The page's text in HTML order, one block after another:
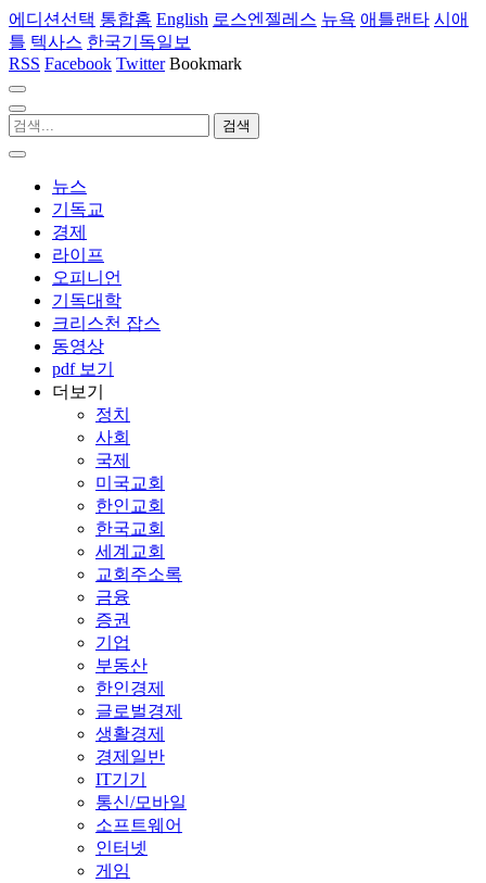
에디션선택 통합홈 English 로스엔젤레스 뉴욕 애틀랜타 시애
틀 텍사스 한국기독일보
RSS Facebook Twitter Bookmark
뉴스
기독교
경제
라이프
오피니언
기독대학
크리스천 잡스
동영상
pdf 보기
더보기
정치
사회
국제
미국교회
한인교회
한국교회
세계교회
교회주소록
금융
증권
기업
부동산
한인경제
글로벌경제
생활경제
경제일반
IT기기
통신/모바일
소프트웨어
인터넷
게임